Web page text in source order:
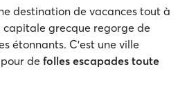
destination de vacances tout à
grecque regorge de
étonnants. C'est une ville
defolles escapades toute